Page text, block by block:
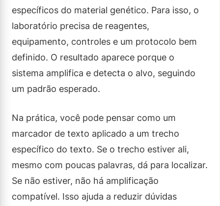
específicos do material genético. Para isso, o
laboratório precisa de reagentes,
equipamento, controles e um protocolo bem
definido. O resultado aparece porque o
sistema amplifica e detecta o alvo, seguindo
um padrão esperado.
Na prática, você pode pensar como um
marcador de texto aplicado a um trecho
específico do texto. Se o trecho estiver ali,
mesmo com poucas palavras, dá para localizar.
Se não estiver, não há amplificação
compatível. Isso ajuda a reduzir dúvidas